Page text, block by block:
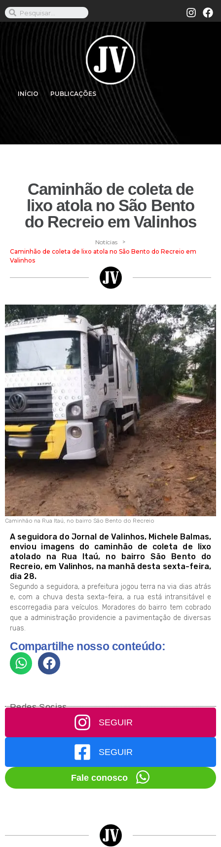
INÍCIO PUBLICAÇÕES
Caminhão de coleta de
lixo atola no São Bento
do Recreio em Valinhos
Notícias >
Caminhão de coleta de lixo atola no São Bento do Recreio em
Valinhos
Caminhão na Rua Itaú, no bairro São Bento do Recreio
A seguidora do Jornal de Valinhos, Michele Balmas,
enviou imagens do caminhão de coleta de lixo
atolado na Rua Itaú, no bairro São Bento do
Recreio, em Valinhos, na manhã desta sexta-feira,
dia 28.
Segundo a seguidora, a prefeitura jogou terra na via dias atrás
e, com a chuva desta sexta-feira, a rua está intransitável e
escorregadia para veículos. Moradores do bairro tem cobrado
que a administração providencie a pavimentação de diversas
ruas.
Compartilhe nosso conteúdo:
Redes Socias
SEGUIR
SEGUIR
Fale conosco